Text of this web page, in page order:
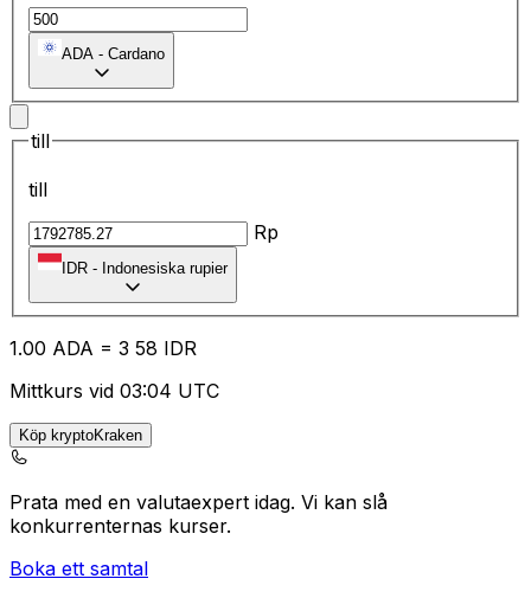
ADA - Cardano
till
till
Rp
IDR - Indonesiska rupier
1.00 ADA = 3 58 IDR
Mittkurs vid 03:04 UTC
Köp kryptoKraken
Prata med en valutaexpert idag. Vi kan slå
konkurrenternas kurser.
Boka ett samtal